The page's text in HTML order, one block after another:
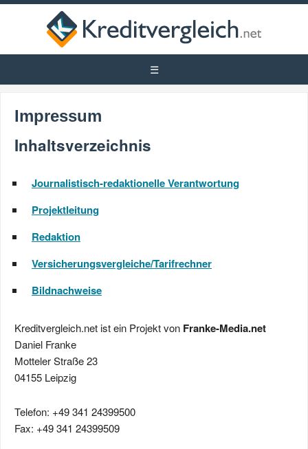
Impressum
Inhaltsverzeichnis
Journalistisch-redaktionelle Verantwortung
Projektleitung
Redaktion
Versicherungsvergleiche/Tarifrechner
Bildnachweise
Kreditvergleich.net ist ein Projekt von Franke-Media.net
Daniel Franke
Motteler Straße 23
04155 Leipzig
Telefon: +49 341 24399500
Fax: +49 341 24399509